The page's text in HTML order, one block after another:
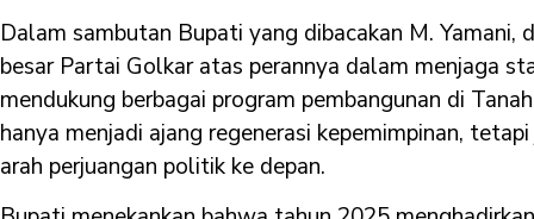
Dalam sambutan Bupati yang dibacakan M. Yamani,
besar Partai Golkar atas perannya dalam menjaga
mendukung berbagai program pembangunan di
hanya menjadi ajang regenerasi kepemimpinan,
arah perjuangan politik ke depan.